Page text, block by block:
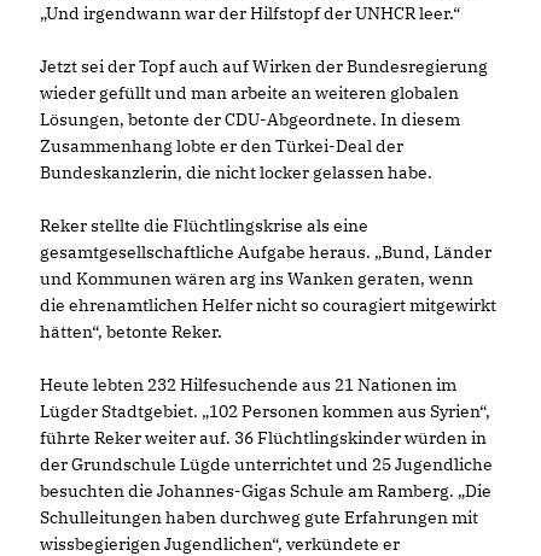
Und irgendwann war der Hilfstopf der UNHCR leer.“
Jetzt sei der Topf auch auf Wirken der Bundesregierung
wieder gefüllt und man arbeite an weiteren globalen
Lösungen, betonte der CDU-Abgeordnete. In diesem
Zusammenhang lobte er den Türkei-Deal der
Bundeskanzlerin, die nicht locker gelassen habe.
Reker stellte die Flüchtlingskrise als eine
gesamtgesellschaftliche Aufgabe heraus. „Bund, Länder
und Kommunen wären arg ins Wanken geraten, wenn
die ehrenamtlichen Helfer nicht so couragiert mitgewirkt
hätten“, betonte Reker.
Heute lebten 232 Hilfesuchende aus 21 Nationen im
Lügder Stadtgebiet. „102 Personen kommen aus Syrien“,
führte Reker weiter auf. 36 Flüchtlingskinder würden in
der Grundschule Lügde unterrichtet und 25 Jugendliche
besuchten die Johannes-Gigas Schule am Ramberg. „Die
Schulleitungen haben durchweg gute Erfahrungen mit
wissbegierigen Jugendlichen“, verkündete er